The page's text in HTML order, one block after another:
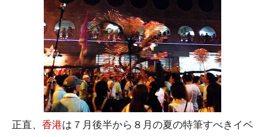
正直、 香港は７月後半から８月の夏の特筆すべきイベ